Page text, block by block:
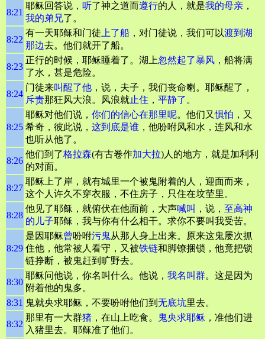
8:21
耶稣回答说， 听了神之道而遵行的人，就是我的母亲 ，
我的弟兄了。
8:22
有一天耶稣和门徒 上了船 ，对门徒说，我们可以渡到湖
那边去。他们就开了船。
8:23
正行的时候，耶稣睡着了。湖上忽然起了暴风 ，船将满
了水，甚是危险。
8:24
门徒来叫醒了他 ，说，夫子，我们丧命喇。耶稣醒了，
斥责那狂风大浪。风浪就止住 ， 平静了 。
8:25
耶稣对他们说， 你们的信心在那里呢。他们又惧怕 ，又
希奇，彼此说， 这到底是谁 ，他吩咐风和水，连风和水
也听从他了。
8:26
他们到了格拉森(有古卷作加大拉)人的地方，就是加利利
的对面。
8:27
耶稣上了岸，就有城里一个被鬼附着的人，迎面而来，
这个人许久不穿衣服，不住房子，只住在坟茔里。
8:28
他见了耶稣，就俯伏在他面前，大声喊叫 ，说， 至高神
的儿子耶稣，我与你有什么相干。求你不要叫我受苦。
8:29
是因耶稣曾吩咐污鬼从那人身上出来。原来这鬼屡次抓
住他，他常被人看守，又被铁链和脚镣捆锁，他竟把锁
链挣断，被鬼赶到旷野去。
8:30
耶稣问他说，你名叫什么。他说， 我名叫群。这是因为
附着他的鬼多。
8:31 鬼就央求耶稣，不要吩咐他们到 无底坑里去。
8:32
那里有一大群猪 ，在山上吃食。 鬼央求耶稣 ，准他们进
入猪里去。耶稣准了他们。